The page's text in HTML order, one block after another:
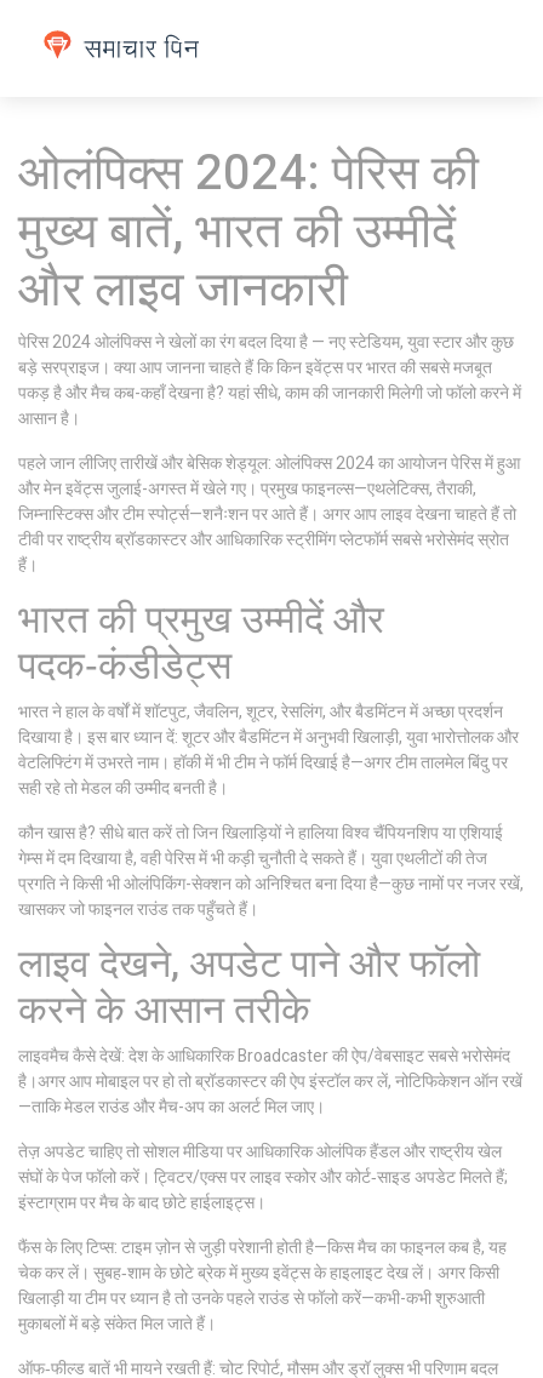
ओलंपिक्स 2024: पेरिस की
मुख्य बातें, भारत की उम्मीदें
और लाइव जानकारी
पेरिस 2024 ओलंपिक्स ने खेलों का रंग बदल दिया है — नए स्टेडियम, युवा स्टार और कुछ
बड़े सरप्राइज। क्या आप जानना चाहते हैं कि किन इवेंट्स पर भारत की सबसे मजबूत
पकड़ है और मैच कब-कहाँ देखना है? यहां सीधे, काम की जानकारी मिलेगी जो फॉलो करने में
आसान है।
पहले जान लीजिए तारीखें और बेसिक शेड्यूल: ओलंपिक्स 2024 का आयोजन पेरिस में हुआ
और मेन इवेंट्स जुलाई-अगस्त में खेले गए। प्रमुख फाइनल्स—एथलेटिक्स, तैराकी,
जिम्नास्टिक्स और टीम स्पोर्ट्स—शनैःशन पर आते हैं। अगर आप लाइव देखना चाहते हैं तो
टीवी पर राष्ट्रीय ब्रॉडकास्टर और आधिकारिक स्ट्रीमिंग प्लेटफॉर्म सबसे भरोसेमंद स्रोत
हैं।
भारत की प्रमुख उम्मीदें और
पदक‑कंडीडेट्स
भारत ने हाल के वर्षों में शॉटपुट, जैवलिन, शूटर, रेसलिंग, और बैडमिंटन में अच्छा प्रदर्शन
दिखाया है। इस बार ध्यान दें: शूटर और बैडमिंटन में अनुभवी खिलाड़ी, युवा भारोत्तोलक और
वेटलिफ्टिंग में उभरते नाम। हॉकी में भी टीम ने फॉर्म दिखाई है—अगर टीम तालमेल बिंदु पर
सही रहे तो मेडल की उम्मीद बनती है।
कौन खास है? सीधे बात करें तो जिन खिलाड़ियों ने हालिया विश्व चैंपियनशिप या एशियाई
गेम्स में दम दिखाया है, वही पेरिस में भी कड़ी चुनौती दे सकते हैं। युवा एथलीटों की तेज
प्रगति ने किसी भी ओलंपिकिंग-सेक्शन को अनिश्चित बना दिया है—कुछ नामों पर नजर रखें,
खासकर जो फाइनल राउंड तक पहुँचते हैं।
लाइव देखने, अपडेट पाने और फॉलो
करने के आसान तरीके
लाइवमैच कैसे देखें: देश के आधिकारिक Broadcaster की ऐप/वेबसाइट सबसे भरोसेमंद
है।अगर आप मोबाइल पर हो तो ब्रॉडकास्टर की ऐप इंस्टॉल कर लें, नोटिफिकेशन ऑन रखें
—ताकि मेडल राउंड और मैच-अप का अलर्ट मिल जाए।
तेज़ अपडेट चाहिए तो सोशल मीडिया पर आधिकारिक ओलंपिक हैंडल और राष्ट्रीय खेल
संघों के पेज फॉलो करें। ट्विटर/एक्स पर लाइव स्कोर और कोर्ट‑साइड अपडेट मिलते हैं;
इंस्टाग्राम पर मैच के बाद छोटे हाईलाइट्स।
फैंस के लिए टिप्स: टाइम ज़ोन से जुड़ी परेशानी होती है—किस मैच का फाइनल कब है, यह
चेक कर लें। सुबह‑शाम के छोटे ब्रेक में मुख्य इवेंट्स के हाइलाइट देख लें। अगर किसी
खिलाड़ी या टीम पर ध्यान है तो उनके पहले राउंड से फॉलो करें—कभी-कभी शुरुआती
मुकाबलों में बड़े संकेत मिल जाते हैं।
ऑफ‑फील्ड बातें भी मायने रखती हैं: चोट रिपोर्ट, मौसम और ड्रॉ लुक्स भी परिणाम बदल